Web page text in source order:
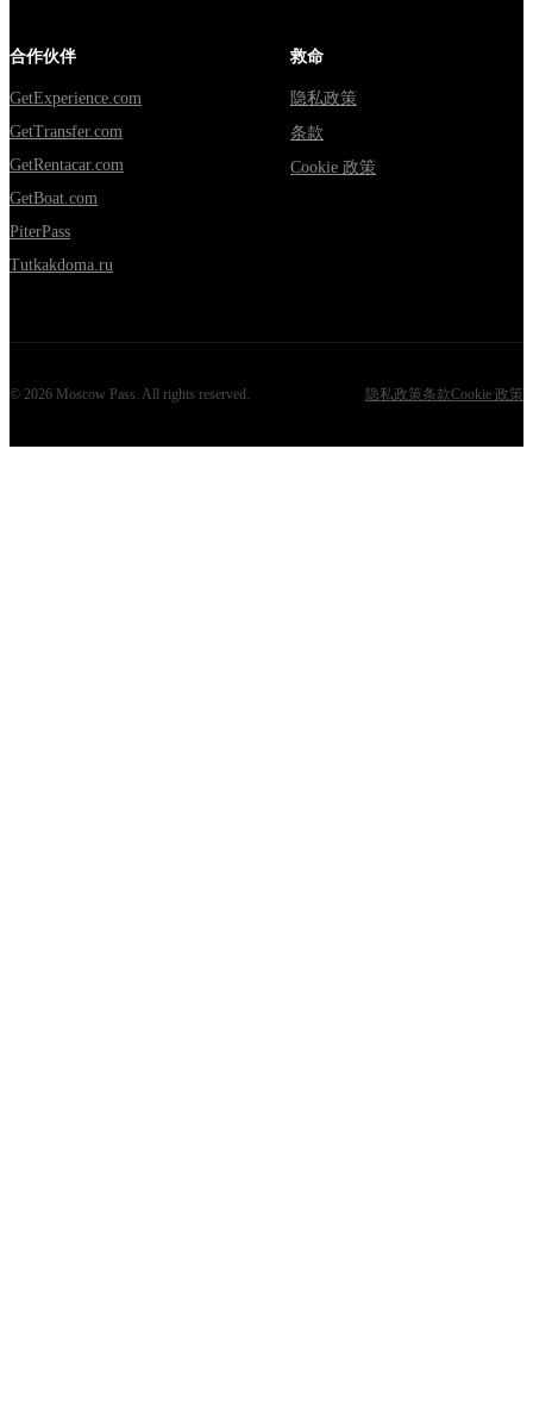
合作伙伴
GetExperience.com
GetTransfer.com
GetRentacar.com
GetBoat.com
PiterPass
Tutkakdoma.ru
救命
隐私政策
条款
Cookie 政策
© 2026 Moscow Pass. All rights reserved. 隐私政策条款Cookie 政策